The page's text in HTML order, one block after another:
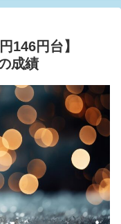
146円台】
成績